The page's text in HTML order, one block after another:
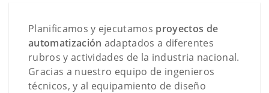
Planificamos y ejecutamos proyectos de
automatización adaptados a diferentes
rubros y actividades de la industria nacional.
Gracias a nuestro equipo de ingenieros
técnicos, y al equipamiento de diseño